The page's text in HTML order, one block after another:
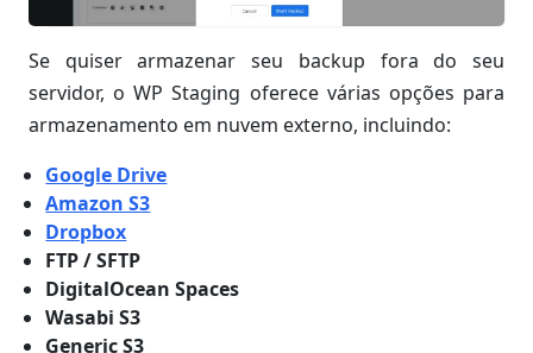
Se quiser armazenar seu backup fora do seu
servidor, o WP Staging oferece várias opções para
armazenamento em nuvem externo, incluindo:
Google Drive
Amazon S3
Dropbox
FTP / SFTP
DigitalOcean Spaces
Wasabi S3
Generic S3